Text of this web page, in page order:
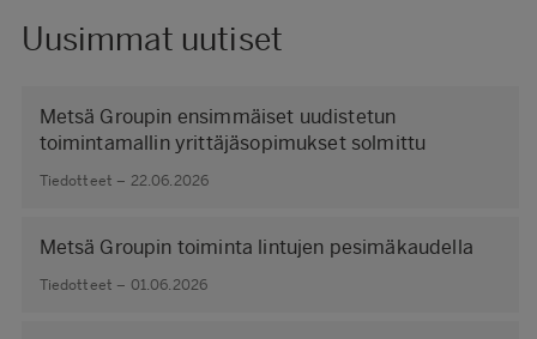
Uusimmat uutiset
Metsä Groupin ensimmäiset uudistetun
toimintamallin yrittäjäsopimukset solmittu
Tiedotteet – 22.06.2026
Metsä Groupin toiminta lintujen pesimäkaudella
Tiedotteet – 01.06.2026